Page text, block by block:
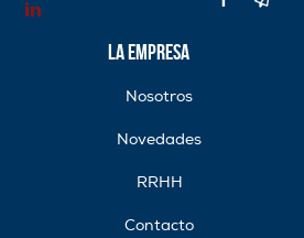
La Empresa
Nosotros
Novedades
RRHH
Contacto